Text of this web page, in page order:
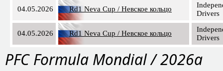
04.05.2026 Rd1 Neva Cup / Невское кольцо
Drivers
04.05.2026 Rd1 Neva Cup / Невское кольцо
Drivers
PFC Formula Mondial / 2026a